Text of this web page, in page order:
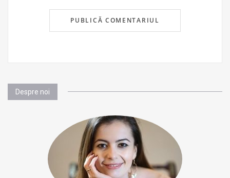
Despre noi